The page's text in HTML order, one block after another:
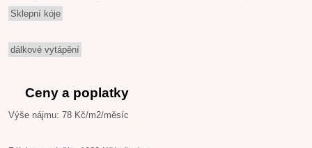
Sklepní kóje
dálkové vytápění
Ceny a poplatky
Výše nájmu: 78 Kč/m2/měsíc